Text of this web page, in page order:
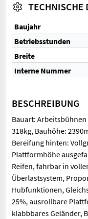
TECHNISCHE
Baujahr
Betriebsstunden
Breite
Interne Nummer
BESCHREIBUNG
Bauart:
318kg, Bauhöhe:
Bereifung hinten:
Plattformhöhe
Reifen, fahrbar in
Überlastsystem,
Hubfunktionen,
25%, ausrollbare
klabbbares Geländer,